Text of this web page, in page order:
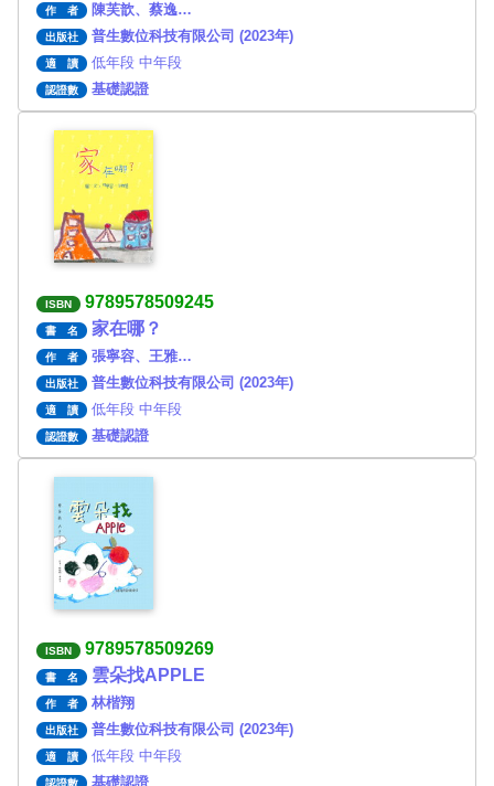
作 者 陳芙歆、蔡逸…
出版社 普生數位科技有限公司 (2023年)
適 讀 低年段 中年段
認證數 基礎認證
ISBN 9789578509245
書 名 家在哪？
作 者 張寧容、王雅…
出版社 普生數位科技有限公司 (2023年)
適 讀 低年段 中年段
認證數 基礎認證
ISBN 9789578509269
書 名 雲朵找APPLE
作 者 林楷翔
出版社 普生數位科技有限公司 (2023年)
適 讀 低年段 中年段
認證數 基礎認證